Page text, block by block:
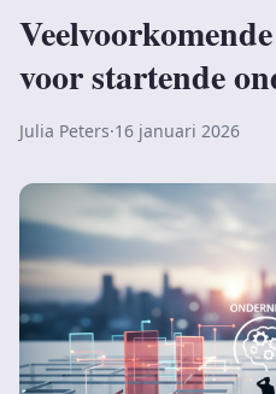
voor startende
Julia Peters·16 januari 2026